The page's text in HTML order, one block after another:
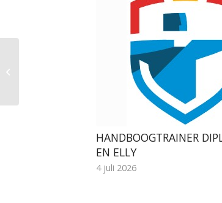
HANDBOOGTRAINER
EN ELLY
4 juli 2026